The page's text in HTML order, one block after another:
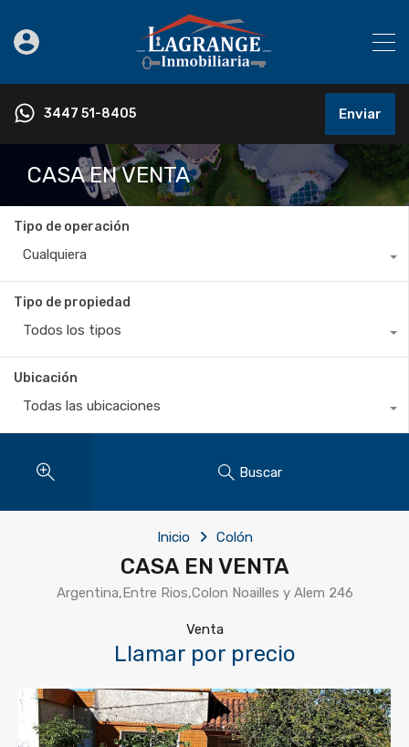
3447 51-8405 Enviar
CASA EN VENTA
Tipo de operación
Cualquiera
Tipo de propiedad
Todos los tipos
Ubicación
Todas las ubicaciones
Buscar
Inicio Colón
CASA EN VENTA
Argentina,Entre Rios,Colon Noailles y Alem 246
Venta
Llamar por precio